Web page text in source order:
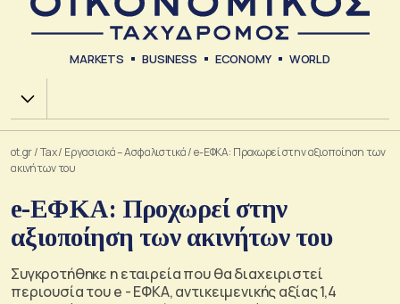
MARKETS BUSINESS ECONOMY WORLD
Χ.Α.
ot.gr/Tax/ Εργασιακά – Ασφαλιστικά/e-ΕΦΚΑ: Προχωρεί στην αξιοποίηση των
ακινήτων του
e-ΕΦΚΑ: Προχωρεί στην
αξιοποίηση των ακινήτων του
Συγκροτήθηκε η εταιρεία που θα διαχειριστεί
περιουσία του e - ΕΦΚΑ, αντικειμενικής αξίας 1,4